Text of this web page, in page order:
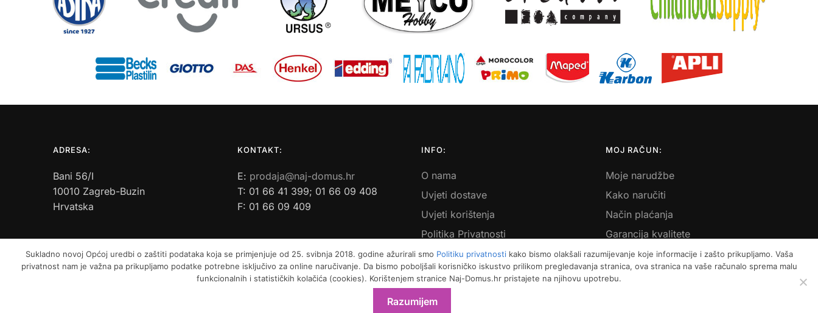
ADRESA:
Bani 56/I
10010 Zagreb-Buzin
Hrvatska
KONTAKT:
E: prodaja@naj-domus.hr
T: 01 66 41 399; 01 66 09 408
F: 01 66 09 409
INFO:
O nama
Uvjeti dostave
Uvjeti korištenja
Politika Privatnosti
Povrati i reklamacije
Kontakt
MOJ RAČUN:
Moje narudžbe
Kako naručiti
Način plaćanja
Garancija kvalitete
Košarica
Sukladno novoj Općoj uredbi o zaštiti podataka koja se primjenjuje od 25. svibnja 2018. godine ažurirali smo Politiku privatnostikako bismo olakšali razumijevanje koje informacije i zašto prikupljamo. Vaša
privatnost nam je važna pa prikupljamo podatke potrebne isključivo za online naručivanje. Da bismo poboljšali korisničko iskustvo prilikom pregledavanja stranica, ova stranica na vaše računalo sprema malu
funkcionalnih i statističkih kolačića (cookies). Korištenjem stranice Naj-Domus.hr pristajete na njihovu upotrebu.
Razumijem